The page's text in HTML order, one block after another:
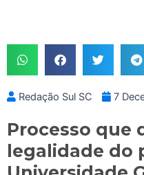
Redação Sul SC 7
Processo que
legalidade do